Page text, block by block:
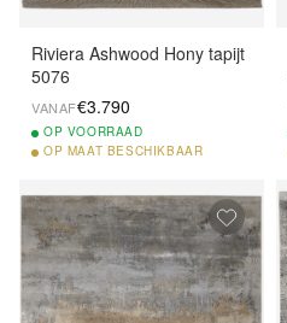
Riviera Ashwood Hony tapijt
5076
VANAF€3.790
OP VOORRAAD
OP MAAT BESCHIKBAAR